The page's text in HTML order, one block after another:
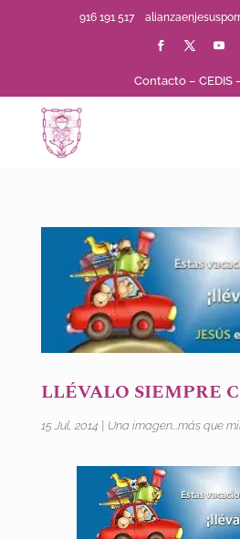
916 191 517
Contacto –CEDIS
LLÉVALO SIEMPRE
15 Jul, 2014 Una imagen...más que